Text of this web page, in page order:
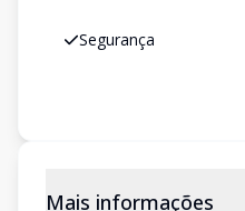
Segurança
Mais informações